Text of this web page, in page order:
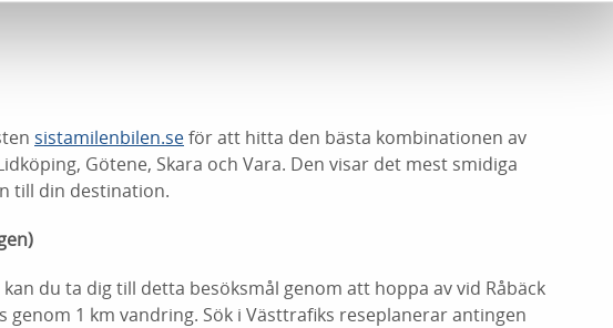
sistamilenbilen.seför att hitta den bästa kombinationen av
Götene, Skara och Vara. Den visar det mest smidiga
till din destination.
du ta dig till detta besöksmål genom att hoppa av vid Råbäck
genom 1 km vandring. Sök i Västtrafiks reseplanerar antingen